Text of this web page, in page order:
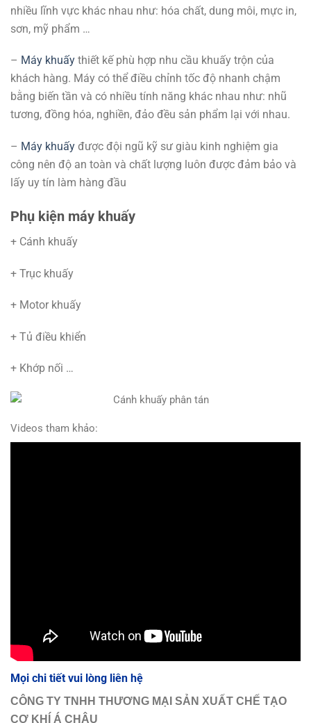
nhiều lĩnh vực khác nhau như: hóa chất, dung môi, mực in,
sơn, mỹ phẩm …
– Máy khuấy thiết kế phù hợp nhu cầu khuấy trộn của
khách hàng. Máy có thể điều chỉnh tốc độ nhanh chậm
bằng biến tần và có nhiều tính năng khác nhau như: nhũ
tương, đồng hóa, nghiền, đảo đều sản phẩm lại với nhau.
– Máy khuấy được đội ngũ kỹ sư giàu kinh nghiệm gia
công nên độ an toàn và chất lượng luôn được đảm bảo và
lấy uy tín làm hàng đầu
Phụ kiện máy khuấy
+ Cánh khuấy
+ Trục khuấy
+ Motor khuấy
+ Tủ điều khiển
+ Khớp nối …
Videos tham khảo:
Mọi chi tiết vui lòng liên hệ
CÔNG TY TNHH THƯƠNG MẠI SẢN XUẤT CHẾ TẠO
CƠ KHÍ Á CHÂU